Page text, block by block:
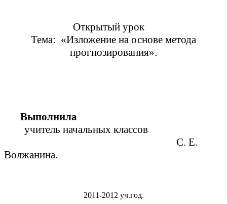
Открытый урок
Тема: «Изложение на основе метода
прогнозирования».
Выполнила
учитель начальных классов
С. Е.
Волжанина.
2011-2012 уч.год.